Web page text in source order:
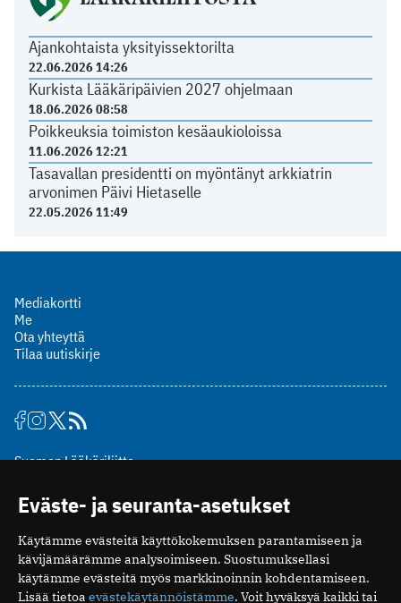
Ajankohtaista yksityissektorilta
22.06.2026 14:26
Kurkista Lääkäripäivien 2027 ohjelmaan
18.06.2026 08:58
Poikkeuksia toimiston kesäaukioloissa
11.06.2026 12:21
Tasavallan presidentti on myöntänyt arkkiatrin
arvonimen Päivi Hietaselle
22.05.2026 11:49
Mediakortti
Me
Ota yhteyttä
Tilaa uutiskirje
Suomen Lääkäriliitto
00510 Helsinki
puh. (09) 393 091
toimitus@potilaanlaakarilehti.fi
ISSN 2323-9476
Eväste- ja seuranta-asetukset
Käytämme evästeitä käyttökokemuksen parantamiseen ja
kävijämäärämme analysoimiseen. Suostumuksellasi
käytämme evästeitä myös markkinoinnin kohdentamiseen.
Lisää tietoa evästekäytännöistämme. Voit hyväksyä kaikki tai